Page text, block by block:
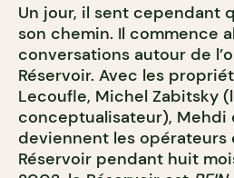
Un jour, il sent cependant
son chemin. Il commence
conversations autour de
Réservoir. Avec les
Lecoufle, Michel Zabitsky
conceptualisateur), Mehdi
deviennent les opérateurs
Réservoir pendant huit